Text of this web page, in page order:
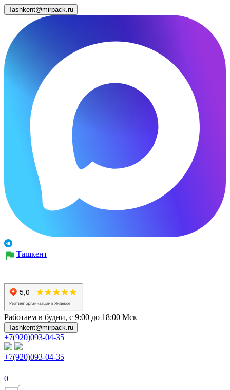
Tashkent@mirpack.ru
Ташкент
Работаем в будни, с 9:00 до 18:00 Мск
Tashkent@mirpack.ru
+7(920)093-04-35
+7(920)093-04-35
0